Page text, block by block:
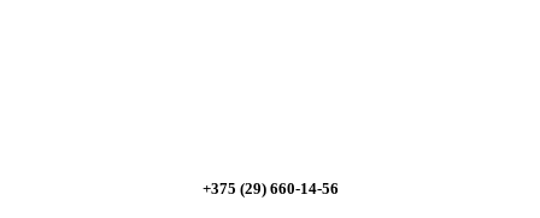
+375 (29) 660-14-56